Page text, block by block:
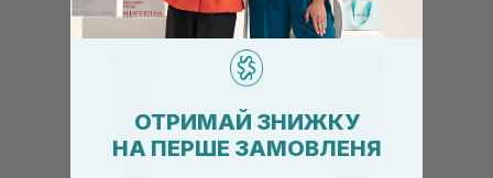
ОТРИМАЙ ЗНИЖКУ
НА ПЕРШЕ ЗАМОВЛЕНЯ